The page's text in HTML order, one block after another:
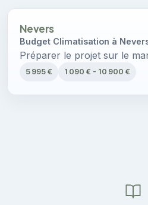
Nevers
Budget Climatisation à
Préparer le projet sur le
5 995 € 1 090 € - 10 900 €